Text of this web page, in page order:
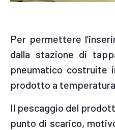
Per permettere
dalla stazione di
pneumatico costruite
prodotto a temperatura
Il pescaggio del
punto di scarico,